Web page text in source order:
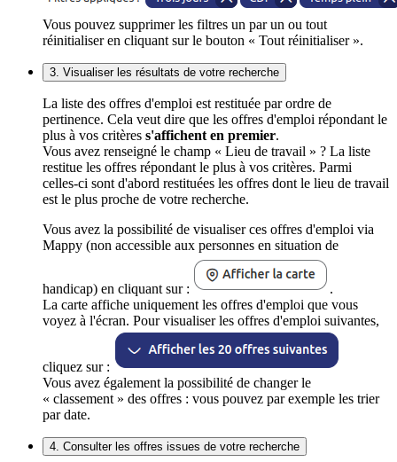
Vous pouvez supprimer les filtres un par un ou tout
réinitialiser en cliquant sur le bouton « Tout réinitialiser ».
3. Visualiser les résultats de votre recherche
La liste des offres d'emploi est restituée par ordre de
pertinence. Cela veut dire que les offres d'emploi répondant le
plus à vos critères s'affichent en premier.
Vous avez renseigné le champ « Lieu de travail » ? La liste
restitue les offres répondant le plus à vos critères. Parmi
celles-ci sont d'abord restituées les offres dont le lieu de travail
est le plus proche de votre recherche.
Vous avez la possibilité de visualiser ces offres d'emploi via
Mappy (non accessible aux personnes en situation de
handicap) en cliquant sur :
.
La carte affiche uniquement les offres d'emploi que vous
voyez à l'écran. Pour visualiser les offres d'emploi suivantes,
cliquez sur :
Vous avez également la possibilité de changer le
« classement » des offres : vous pouvez par exemple les trier
par date.
4. Consulter les offres issues de votre recherche